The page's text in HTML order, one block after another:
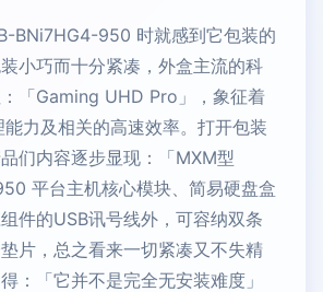
BNi7HG4-950 时就感到它包装的
小巧而十分紧凑，外盒主流的科
「Gaming UHD Pro」，象征着
力及相关的高速效率。打开包装
们内容逐步显现：「MXM型
平台主机核心模块、简易硬盘盒
件的USB讯号线外，可容纳双条
片，总之看来一切紧凑又不失精
：「它并不是完全无安装难度」